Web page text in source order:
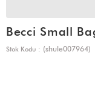
Becci Small
Stok Kodu (shule007964)